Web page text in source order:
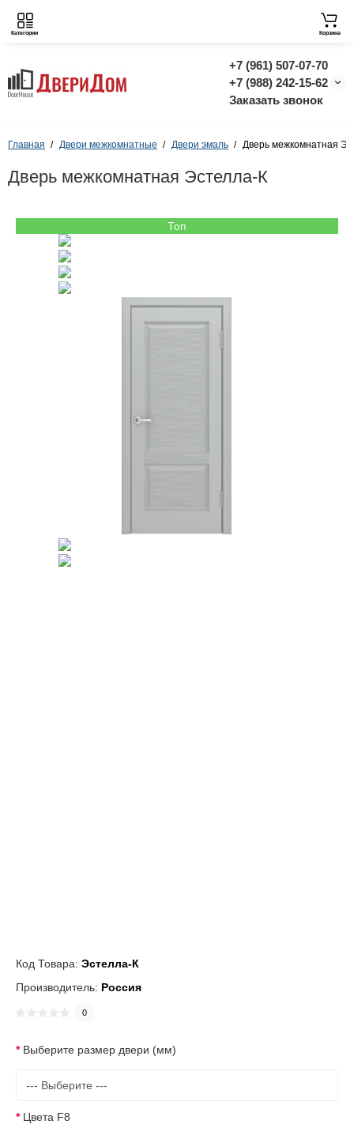
+7 (961) 507-07-70
+7 (988) 242-15-62
Заказать звонок
Категории Корзина
Главная Двери межкомнатные Двери эмаль Дверь межкомнатная
Дверь межкомнатная Эстелла-К
Топ
Код Товара: Эстелла-К
Производитель: Россия
0
Выберите размер двери (мм)
Цвета F8